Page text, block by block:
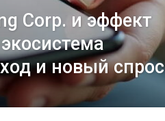
Corp. и эффект
и новый спрос